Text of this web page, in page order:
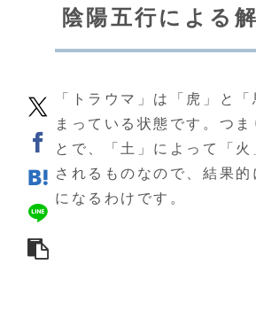
陰陽五行による
「トラウマ」は「虎」と
まっている状態です。つ
とで、「土」によって「
されるものなので、結果
になるわけです。